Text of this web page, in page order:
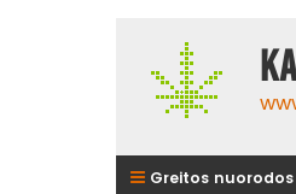
Greitos nuorodos